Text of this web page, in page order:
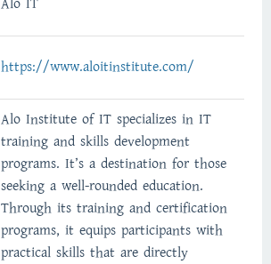
https://www.aloitinstitute.com/
Alo Institute of IT specializes in IT
training and skills development
programs. It’s a destination for those
seeking a well-rounded education.
Through its training and certification
programs, it equips participants with
practical skills that are directly